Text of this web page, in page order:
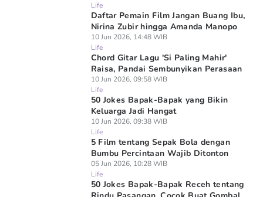
Life
Daftar Pemain Film Jangan Buang Ibu,
Nirina Zubir hingga Amanda Manopo
10 Jun 2026, 14:48 WIB
Life
Chord Gitar Lagu 'Si Paling Mahir'
Raisa, Pandai Sembunyikan Perasaan
10 Jun 2026, 09:58 WIB
Life
50 Jokes Bapak-Bapak yang Bikin
Keluarga Jadi Hangat
10 Jun 2026, 09:38 WIB
Life
5 Film tentang Sepak Bola dengan
Bumbu Percintaan Wajib Ditonton
05 Jun 2026, 10:28 WIB
Life
50 Jokes Bapak-Bapak Receh tentang